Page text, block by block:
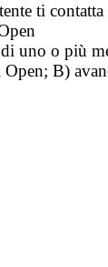
ti
uno o più
B)